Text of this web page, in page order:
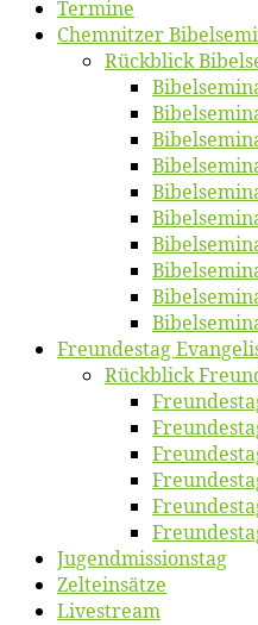
Ter­mi­ne
Chemnit­zer
Rück­blick
Freun­des­tag
Rück­blick
Jugend­mis­sions­tag
Zelt­ein­sät­ze
Live­stream